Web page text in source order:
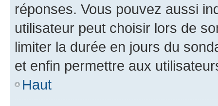
réponses. Vous pouvez aussi
utilisateur peut choisir lors de
limiter la durée en jours du
et enfin permettre aux
Haut